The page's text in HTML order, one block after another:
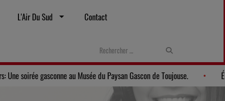
L'Air Du Sud Contact
et sexuelles Gers: Une soirée gasconne au Musée du